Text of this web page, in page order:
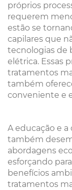
próprios
requerem
estão se
capilares que
tecnologias de
elétrica. Essas
tratamentos
também
conveniente e
A educação e
também
abordagens
esforçando
benefícios
tratamentos